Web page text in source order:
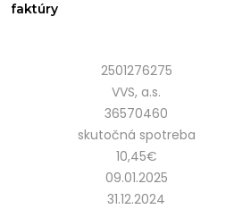
faktúry
2501276275
VVS, a.s.
36570460
skutočná spotreba
10,45€
09.01.2025
31.12.2024